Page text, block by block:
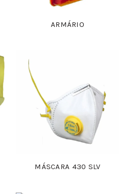
ARMÁRIO
MÁSCARA 430 SLV